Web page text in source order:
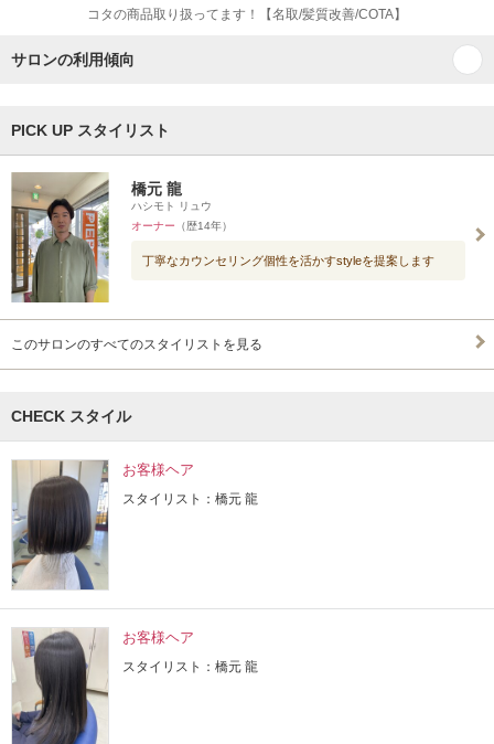
コタの商品取り扱ってます！【名取/髪質改善/COTA】
サロンの利用傾向
PICK UP スタイリスト
橋元 龍
ハシモト リュウ
オーナー （歴14年）
丁寧なカウンセリング個性を活かすstyleを提案します
このサロンのすべてのスタイリストを見る
CHECK スタイル
お客様ヘア
スタイリスト：橋元 龍
お客様ヘア
スタイリスト：橋元 龍